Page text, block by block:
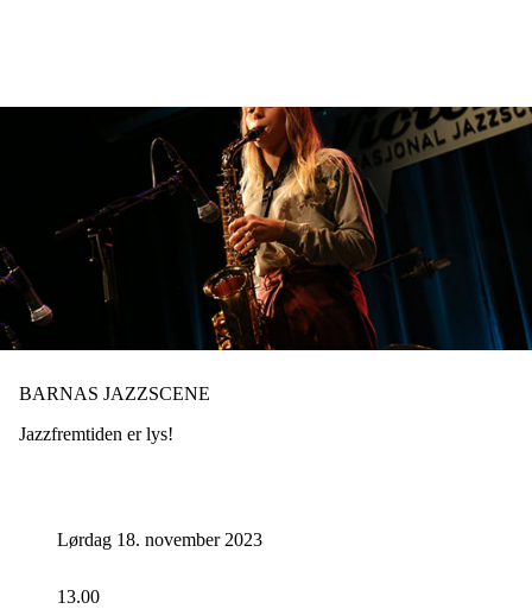
BARNAS JAZZSCENE
Jazzfremtiden er lys!
Lørdag 18. november 2023
13.00